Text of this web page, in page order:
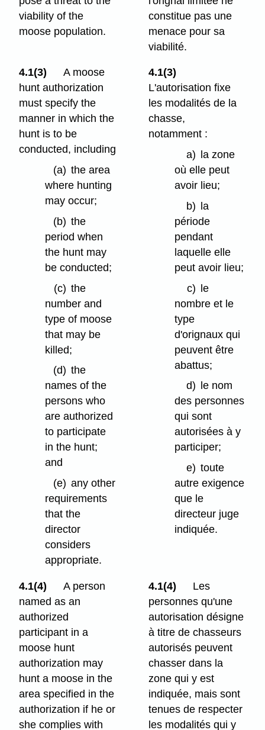
viability of the
moose population.
constitue pas une
menace pour sa
viabilité.
4.1(3)
A moose
hunt authorization
must specify the
manner in which the
hunt is to be
conducted, including
(a) the area
where hunting
may occur;
(b) the
period when
the hunt may
be conducted;
(c) the
number and
type of moose
that may be
killed;
(d) the
names of the
persons who
are authorized
to participate
in the hunt;
and
(e) any other
requirements
that the
director
considers
appropriate.
4.1(3)
L'autorisation fixe
les modalités de la
chasse,
notamment :
a)
la zone
où elle peut
avoir lieu;
b) la
période
pendant
laquelle elle
peut avoir lieu;
c) le
nombre et le
type
d'orignaux qui
peuvent être
abattus;
d)
le nom
des personnes
qui sont
autorisées à y
participer;
e) toute
autre exigence
que le
directeur juge
indiquée.
4.1(4)
A person
named as an
authorized
participant in a
moose hunt
authorization may
hunt a moose in the
area specified in the
authorization if he or
she complies with
4.1(4)
Les
personnes qu'une
autorisation désigne
à titre de chasseurs
autorisés peuvent
chasser dans la
zone qui y est
indiquée, mais sont
tenues de respecter
les modalités qui y